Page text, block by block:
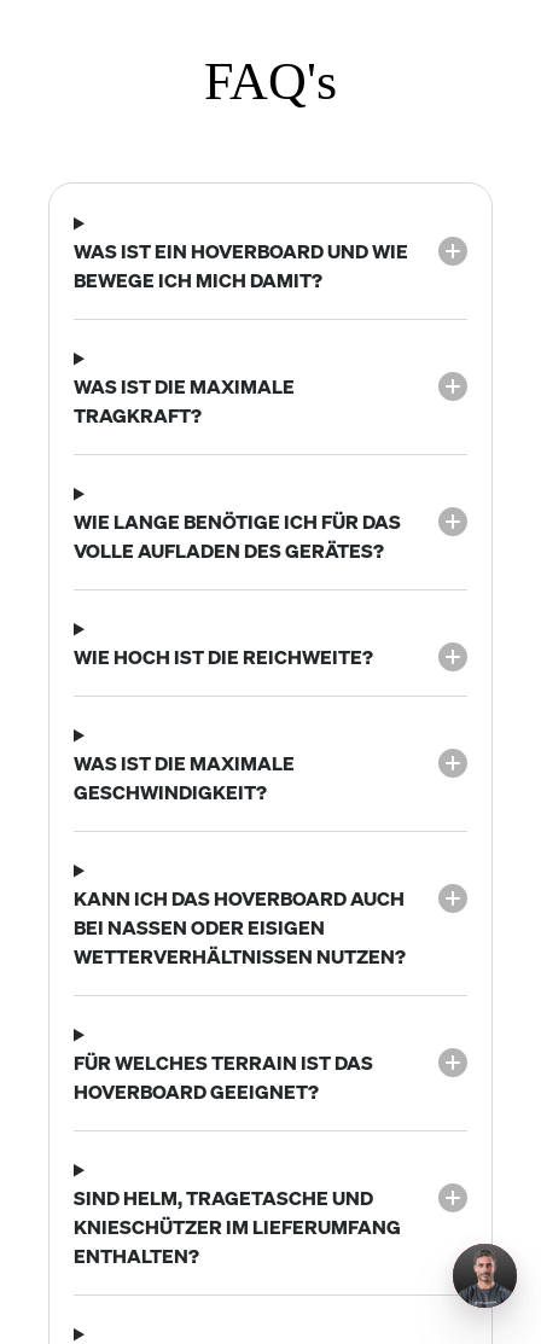
FAQ's
WAS IST EIN HOVERBOARD UND WIE
BEWEGE ICH MICH DAMIT?
WAS IST DIE MAXIMALE
TRAGKRAFT?
WIE LANGE BENÖTIGE ICH FÜR DAS
VOLLE AUFLADEN DES GERÄTES?
WIE HOCH IST DIE REICHWEITE?
WAS IST DIE MAXIMALE
GESCHWINDIGKEIT?
KANN ICH DAS HOVERBOARD AUCH
BEI NASSEN ODER EISIGEN
WETTERVERHÄLTNISSEN NUTZEN?
FÜR WELCHES TERRAIN IST DAS
HOVERBOARD GEEIGNET?
SIND HELM, TRAGETASCHE UND
KNIESCHÜTZER IM LIEFERUMFANG
ENTHALTEN?